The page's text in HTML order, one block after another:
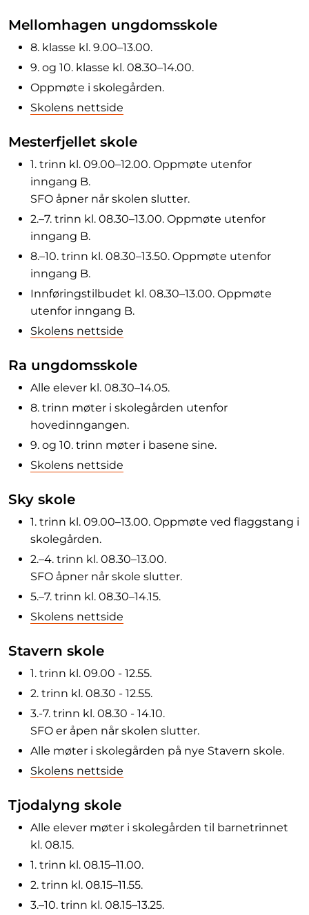
Mellomhagen ungdomsskole
8. klasse kl. 9.00–13.00.
9. og 10. klasse kl. 08.30–14.00.
Oppmøte i skolegården.
Skolens nettside
Mesterfjellet skole
1. trinn kl. 09.00–12.00. Oppmøte utenfor
inngang B.
SFO åpner når skolen slutter.
2.–7. trinn kl. 08.30–13.00. Oppmøte utenfor
inngang B.
8.–10. trinn kl. 08.30–13.50. Oppmøte utenfor
inngang B.
Innføringstilbudet kl. 08.30–13.00. Oppmøte
utenfor inngang B.
Skolens nettside
Ra ungdomsskole
Alle elever kl. 08.30–14.05.
8. trinn møter i skolegården utenfor
hovedinngangen.
9. og 10. trinn møter i basene sine.
Skolens nettside
Sky skole
1. trinn kl. 09.00–13.00. Oppmøte ved flaggstang i
skolegården.
2.–4. trinn kl. 08.30–13.00.
SFO åpner når skole slutter.
5.–7. trinn kl. 08.30–14.15.
Skolens nettside
Stavern skole
1. trinn kl. 09.00 - 12.55.
2. trinn kl. 08.30 - 12.55.
3.-7. trinn kl. 08.30 - 14.10.
SFO er åpen når skolen slutter.
Alle møter i skolegården på nye Stavern skole.
Skolens nettside
Tjodalyng skole
Alle elever møter i skolegården til barnetrinnet
kl. 08.15.
1. trinn kl. 08.15–11.00.
2. trinn kl. 08.15–11.55.
3.–10. trinn kl. 08.15–13.25.